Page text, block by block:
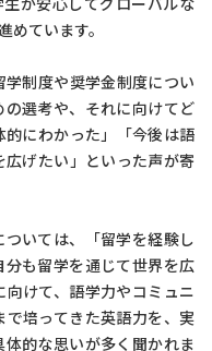
ています。
制度や奨学金制度につい
選考や、それに向けてど
にわかった」「今後は語
げたい」といった声が寄
いては、「留学を経験し
も留学を通じて世界を広
けて、語学力やコミュニ
培ってきた英語力を、実
的な思いが多く聞かれま